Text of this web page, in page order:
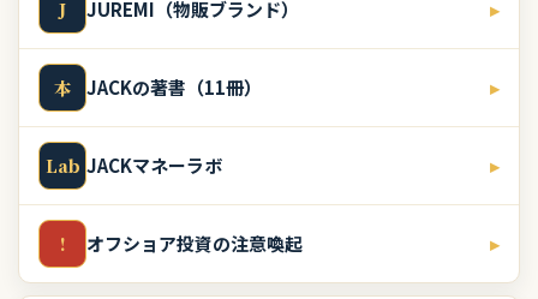
J JUREMI（物販ブランド） ▸
本 JACKの著書（11冊） ▸
Lab JACKマネーラボ ▸
! オフショア投資の注意喚起 ▸